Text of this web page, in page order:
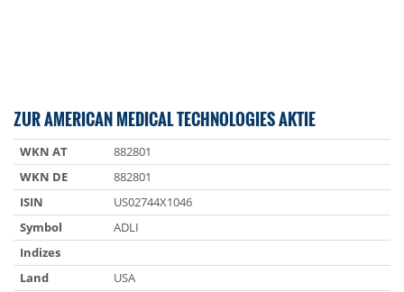
ZUR AMERICAN MEDICAL TECHNOLOGIES AKTIE
WKN AT
882801
WKN DE
882801
ISIN
US02744X1046
Symbol
ADLI
Indizes
Land
USA